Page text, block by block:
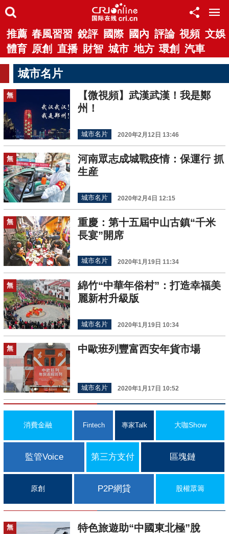
推薦 春風習習 銳評 國際 國內 評論 視頻 文娛
體育 原創 直播 財智 城市 地方 環創 汽車
城市名片
無
【微視頻】武漢武漢！我是鄭
州！
城市名片 2020年2月12日 13:46
無
河南眾志成城戰疫情：保運行 抓
生産
城市名片 2020年2月4日 12:15
無
重慶：第十五屆中山古鎮“千米
長宴”開席
城市名片 2020年1月19日 11:34
無
綿竹“中華年俗村”：打造幸福美
麗新村升級版
城市名片 2020年1月19日 10:34
無 中歐班列豐富西安年貨市場
城市名片 2020年1月17日 10:52
消費金融 Fintech 專家Talk 大咖Show
監管Voice 第三方支付 區塊鏈
原創 P2P網貸 股權眾籌
無
特色旅遊助“中國東北極”脫